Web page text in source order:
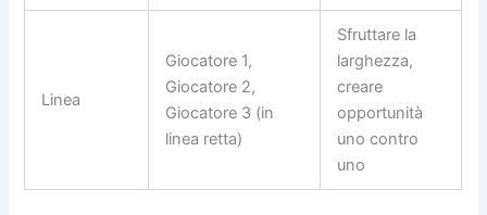
Linea
Giocatore 1,
Giocatore 2,
Giocatore 3 (in
linea retta)
Sfruttare la
larghezza,
creare
opportunità
uno contro
uno